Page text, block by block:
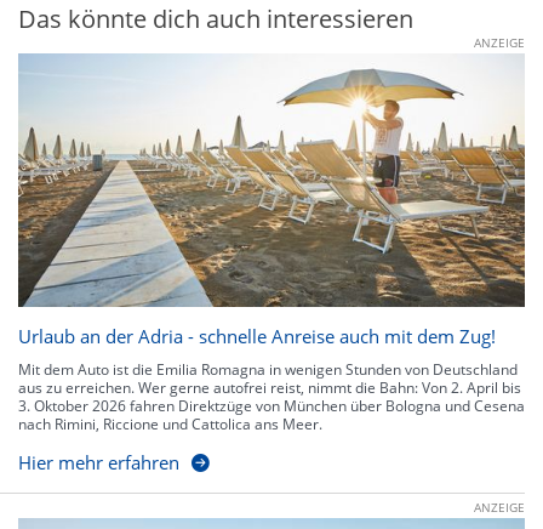
Das könnte dich auch interessieren
ANZEIGE
Urlaub an der Adria - schnelle Anreise auch mit dem Zug!
Mit dem Auto ist die Emilia Romagna in wenigen Stunden von Deutschland
aus zu erreichen. Wer gerne autofrei reist, nimmt die Bahn: Von 2. April bis
3. Oktober 2026 fahren Direktzüge von München über Bologna und Cesena
nach Rimini, Riccione und Cattolica ans Meer.
Hier mehr erfahren
ANZEIGE